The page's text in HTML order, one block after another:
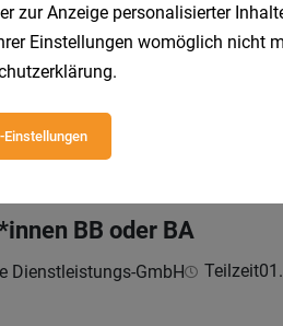
BB oder BA
Dienstleistungs-GmbH Teilzeit
zur Anzeige personalisierter
Einstellungen womöglich nicht
.
Einstellungen